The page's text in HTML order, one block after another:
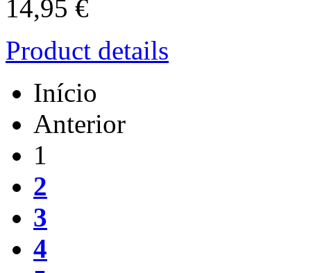
14,95 €
Product details
Início
Anterior
1
2
3
4